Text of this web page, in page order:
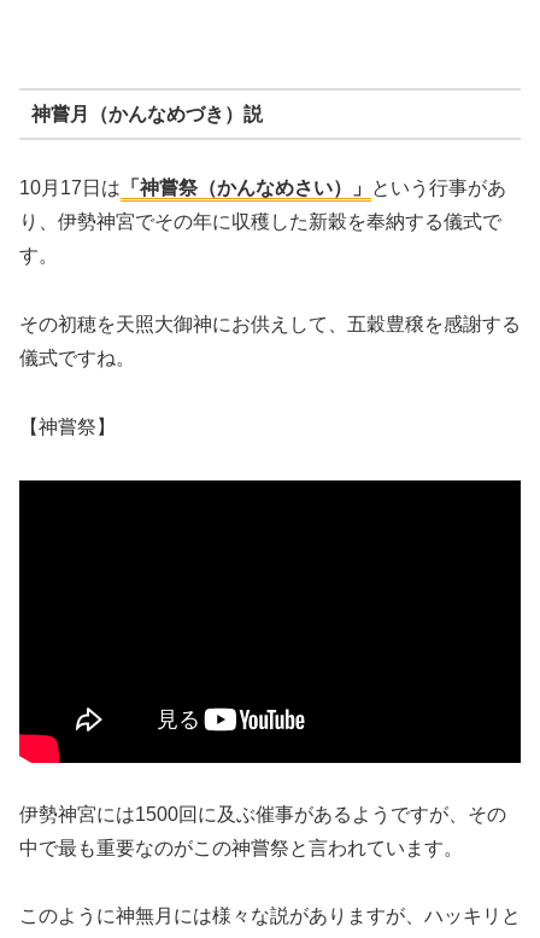
神嘗月（かんなめづき）説
10月17日は 「神嘗祭（かんなめさい）」
という行事があ
り、伊勢神宮でその年に収穫した新穀を奉納する儀式で
す。
その初穂を天照大御神にお供えして、五穀豊穣を感謝する
儀式ですね。
【神嘗祭】
伊勢神宮には1500回に及ぶ催事があるようですが、その
中で最も重要なのがこの神嘗祭と言われています。
このように神無月には様々な説がありますが、ハッキリと